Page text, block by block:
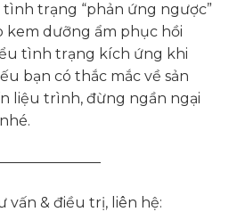
trạng “phản ứng ngược”
kem dưỡng ẩm phục hồi
tình trạng kích ứng khi
bạn có thắc mắc về sản
liệu trình, đừng ngần ngại
vấn & điều trị, liên hệ: